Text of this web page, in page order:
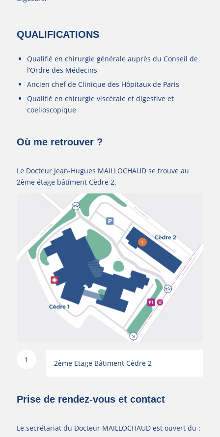
QUALIFICATIONS
Qualifié en chirurgie générale auprès du Conseil de
l’Ordre des Médecins
Ancien chef de Clinique des Hôpitaux de Paris
Qualifié en chirurgie viscérale et digestive et
coelioscopique
Où me retrouver ?
Le Docteur Jean-Hugues MAILLOCHAUD se trouve au
2ème étage bâtiment Cèdre 2.
1
1 2ème Etage Bâtiment Cèdre 2
Prise de rendez-vous et contact
Le secrétariat du Docteur MAILLOCHAUD est ouvert du :